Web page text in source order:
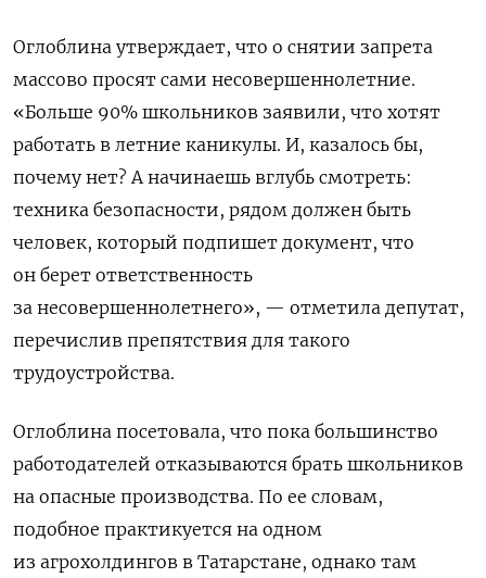
Оглоблина утверждает, что о снятии запрета
массово просят сами несовершеннолетние.
«Больше 90% школьников заявили, что хотят
работать в летние каникулы. И, казалось бы,
почему нет? А начинаешь вглубь смотреть:
техника безопасности, рядом должен быть
человек, который подпишет документ, что
он берет ответственность
за несовершеннолетнего», — отметила депутат,
перечислив препятствия для такого
трудоустройства.
Оглоблина посетовала, что пока большинство
работодателей отказываются брать школьников
на опасные производства. По ее словам,
подобное практикуется на одном
из агрохолдингов в Татарстане, однако там